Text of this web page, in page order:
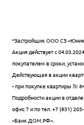
*Застройщик ООО СЗ
Акция действует с
покупателем в сроки,
Действующая в акции
• при покупке квартиры №
Подробности акции в
офис 7 и по тел. +7 (831)
«Банк ДОМ.РФ».